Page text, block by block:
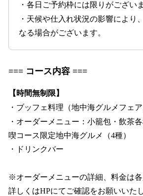
・各日ご予約枠には限りがござい
・天候や仕入れ状況の影響により
なる場合がございます。
=== コース内容 ===
【時間無制限】
・ブッフェ料理（地中海グルメフェ
・オーダーメニュー：小籠包・飲茶
喫コース限定地中海グルメ（4種）
・ドリンクバー
※オーダーメニューの詳細、料金は
詳しくはHPにてご確認をお願いいた